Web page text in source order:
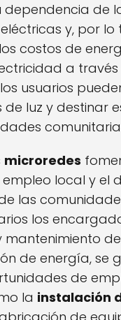
dependencia de
y, por lo
costos de
a través
usuarios
luz y destinar
microredes
local y el
las
los
mantenimiento
de energía, se
de
la instalación